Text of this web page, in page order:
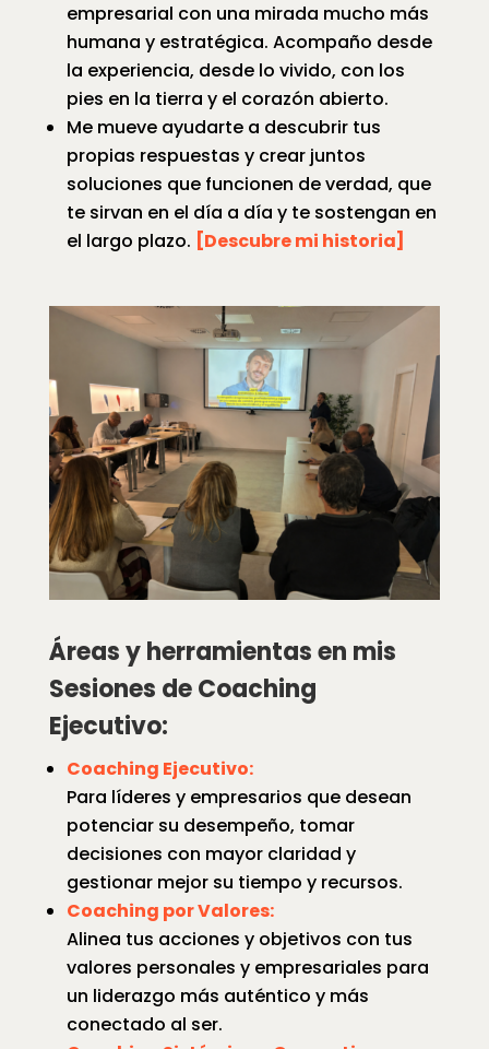
empresarial con una mirada mucho más
humana y estratégica. Acompaño desde
la experiencia, desde lo vivido, con los
pies en la tierra y el corazón abierto.
Me mueve ayudarte a descubrir tus
propias respuestas y crear juntos
soluciones que funcionen de verdad, que
te sirvan en el día a día y te sostengan en
el largo plazo. [Descubre mi historia]
Áreas y herramientas en mis
Sesiones de Coaching
Ejecutivo:
Coaching Ejecutivo:
Para líderes y empresarios que desean
potenciar su desempeño, tomar
decisiones con mayor claridad y
gestionar mejor su tiempo y recursos.
Coaching por Valores:
Alinea tus acciones y objetivos con tus
valores personales y empresariales para
un liderazgo más auténtico y más
conectado al ser.